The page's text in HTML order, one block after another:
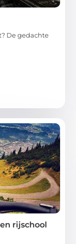
De gedachte
rijschool